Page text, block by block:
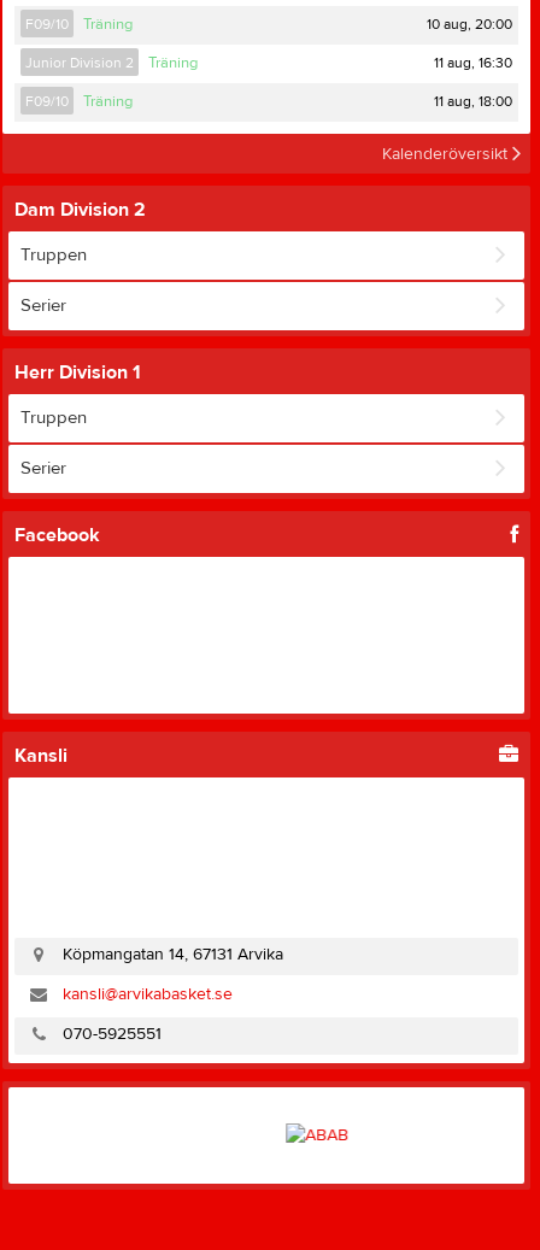
F09/10 Träning 10 aug, 20:00
Junior Division 2 Träning 11 aug, 16:30
F09/10 Träning 11 aug, 18:00
Kalenderöversikt
Dam Division 2
Truppen
Serier
Herr Division 1
Truppen
Serier
Facebook
Kansli
Köpmangatan 14, 67131 Arvika
kansli@arvikabasket.se
070-5925551